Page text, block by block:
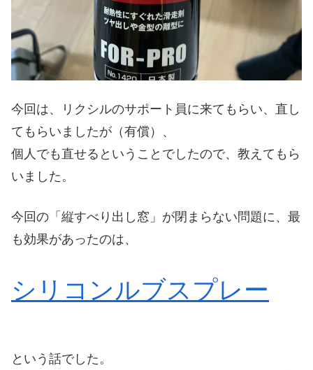
今回は、リクシルのサポート員に来てもらい、直し
てもらいましたが（有償）、
個人でも直せるということでしたので、教えてもら
いました。
今回の「縦すべり出し窓」が閉まらない問題に、最
も効果があったのは、
シリコンルブスプレー
という話でした。